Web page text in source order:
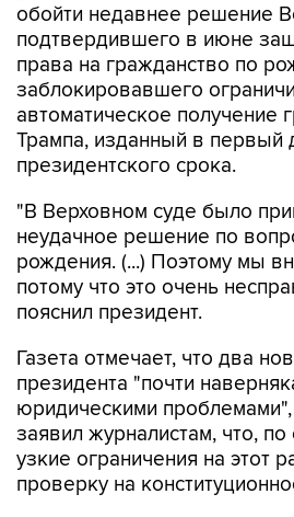
обойти недавнее решение
подтвердившего в июне
права на гражданство по
заблокировавшего
автоматическое получение
Трампа, изданный в первый
президентского срока.
"В Верховном суде было
неудачное решение по
рождения. (...) Поэтому мы
потому что это очень
пояснил президент.
Газета отмечает, что два
президента "почти
юридическими
заявил журналистам, что,
узкие ограничения на этот
проверку на